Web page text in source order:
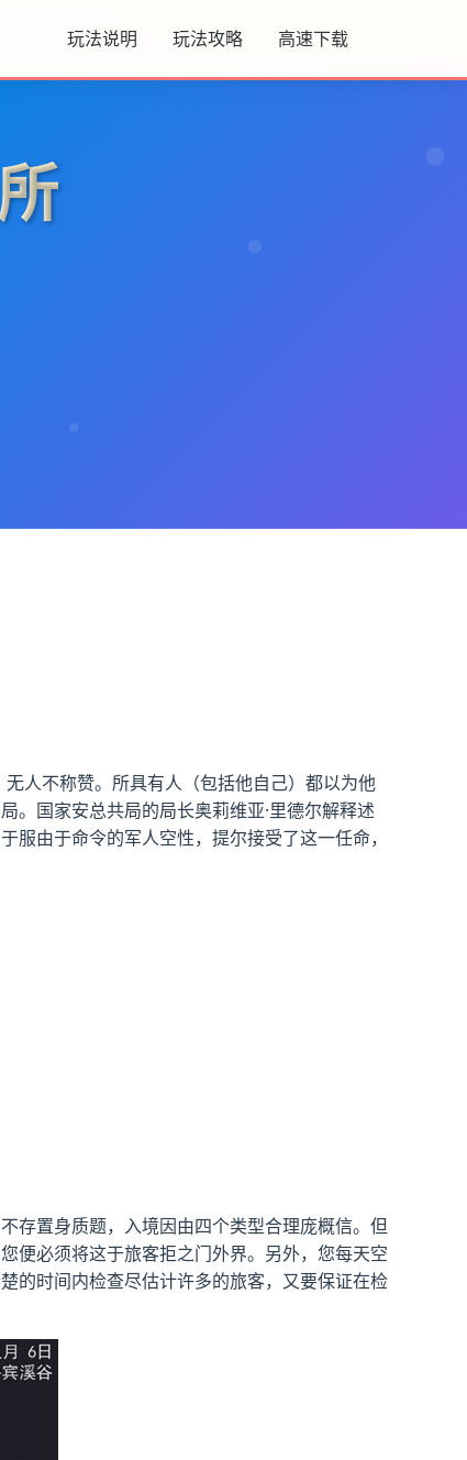
玩法说明 玩法攻略 高速下载
人不称赞。所具有人（包括他自己）都以为他
。国家安总共局的局长奥莉维亚·里德尔解释述
由于命令的军人空性，提尔接受了这一任命，
存置身质题，入境因由四个类型合理庞概信。但
便必须将这于旅客拒之门外界。另外，您每天空
的时间内检查尽估计许多的旅客，又要保证在检